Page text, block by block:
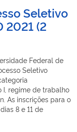
apresenta
artigo
em
Seletivo
2021 (2
Federal de
Seletivo
I, regime de trabalho
As inscrições para o
8 e 11 de